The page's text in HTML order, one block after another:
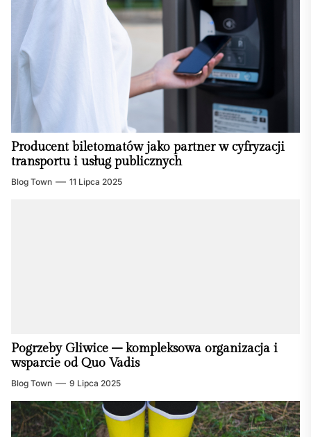
Producent biletomatów jako partner w cyfryzacji
transportu i usług publicznych
Blog Town 11 Lipca 2025
Pogrzeby Gliwice – kompleksowa organizacja i
wsparcie od Quo Vadis
Blog Town 9 Lipca 2025